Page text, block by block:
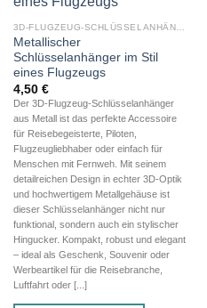
Metallischer
Schlüsselanhänger im Stil
eines Flugzeugs
4,50 €
Der 3D-Flugzeug-Schlüsselanhänger
aus Metall ist das perfekte Accessoire
für Reisebegeisterte, Piloten,
Flugzeugliebhaber oder einfach für
Menschen mit Fernweh. Mit seinem
detailreichen Design in echter 3D-Optik
und hochwertigem Metallgehäuse ist
dieser Schlüsselanhänger nicht nur
funktional, sondern auch ein stylischer
Hingucker. Kompakt, robust und elegant
– ideal als Geschenk, Souvenir oder
Werbeartikel für die Reisebranche,
Luftfahrt oder [...]